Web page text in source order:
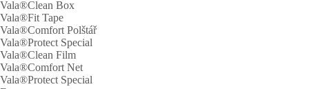
Vala®Clean Box
Vala®Fit Tape
Vala®Comfort Polštář
Vala®Protect Special
Vala®Clean Film
Vala®Comfort Net
Vala®Protect Special